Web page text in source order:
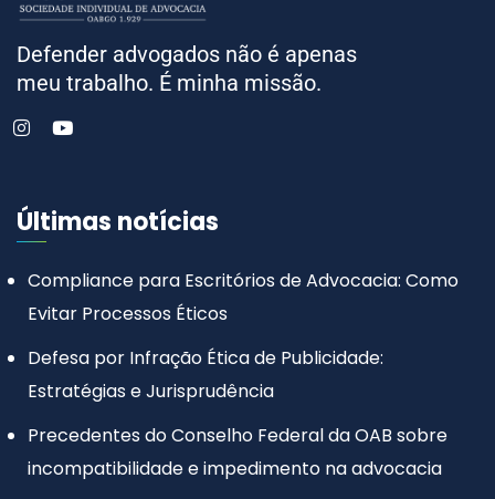
Defender advogados não é apenas
meu trabalho. É minha missão.
Últimas notícias
Compliance para Escritórios de Advocacia: Como
Evitar Processos Éticos
Defesa por Infração Ética de Publicidade:
Estratégias e Jurisprudência
Precedentes do Conselho Federal da OAB sobre
incompatibilidade e impedimento na advocacia